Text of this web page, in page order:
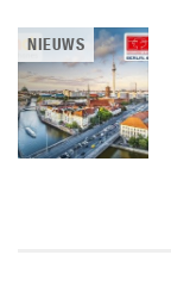
NIEUWS